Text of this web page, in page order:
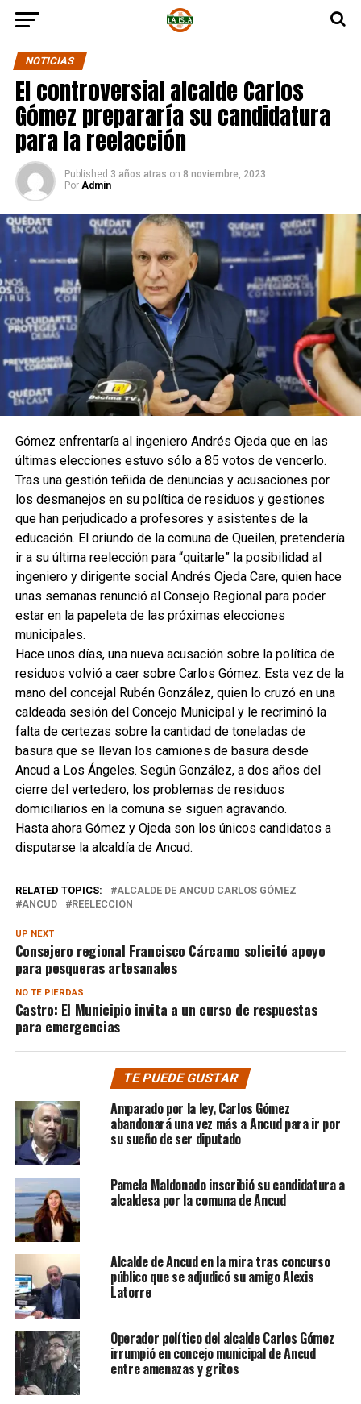
NOTICIAS
El controversial alcalde Carlos
Gómez prepararía su candidatura
para la reelacción
Published 3 años atras on 8 noviembre, 2023
Por Admin
Gómez enfrentaría al ingeniero Andrés Ojeda que en las
últimas elecciones estuvo sólo a 85 votos de vencerlo.
Tras una gestión teñida de denuncias y acusaciones por
los desmanejos en su política de residuos y gestiones
que han perjudicado a profesores y asistentes de la
educación. El oriundo de la comuna de Queilen, pretendería
ir a su última reelección para “quitarle” la posibilidad al
ingeniero y dirigente social Andrés Ojeda Care, quien hace
unas semanas renunció al Consejo Regional para poder
estar en la papeleta de las próximas elecciones
municipales.
Hace unos días, una nueva acusación sobre la política de
residuos volvió a caer sobre Carlos Gómez. Esta vez de la
mano del concejal Rubén González, quien lo cruzó en una
caldeada sesión del Concejo Municipal y le recriminó la
falta de certezas sobre la cantidad de toneladas de
basura que se llevan los camiones de basura desde
Ancud a Los Ángeles. Según González, a dos años del
cierre del vertedero, los problemas de residuos
domiciliarios en la comuna se siguen agravando.
Hasta ahora Gómez y Ojeda son los únicos candidatos a
disputarse la alcaldía de Ancud.
RELATED TOPICS:
ALCALDE DE ANCUD CARLOS GÓMEZ
ANCUD
REELECCIÓN
UP NEXT
Consejero regional Francisco Cárcamo solicitó apoyo
para pesqueras artesanales
NO TE PIERDAS
Castro: El Municipio invita a un curso de respuestas
para emergencias
TE PUEDE GUSTAR
Amparado por la ley, Carlos Gómez
abandonará una vez más a Ancud para ir por
su sueño de ser diputado
Pamela Maldonado inscribió su candidatura a
alcaldesa por la comuna de Ancud
Alcalde de Ancud en la mira tras concurso
público que se adjudicó su amigo Alexis
Latorre
Operador político del alcalde Carlos Gómez
irrumpió en concejo municipal de Ancud
entre amenazas y gritos